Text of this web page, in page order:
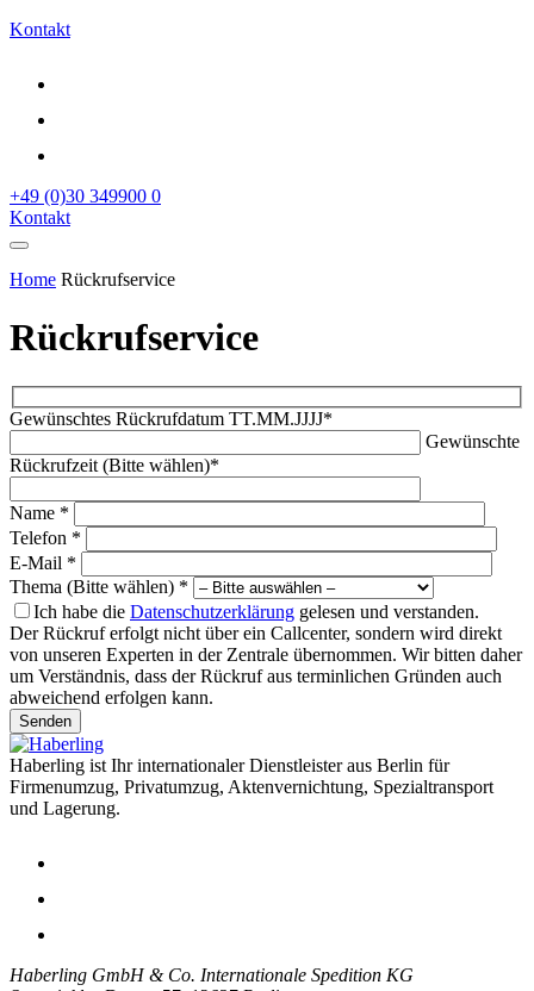
Kontakt
+49 (0)30 349900 0
Kontakt
Home Rückrufservice
Rückrufservice
Gewünschtes Rückrufdatum TT.MM.JJJJ*
Gewünschte
Rückrufzeit (Bitte wählen)*
Name *
Telefon *
E-Mail *
Thema (Bitte wählen) *
Ich habe die Datenschutzerklärung gelesen und verstanden.
Der Rückruf erfolgt nicht über ein Callcenter, sondern wird direkt
von unseren Experten in der Zentrale übernommen. Wir bitten daher
um Verständnis, dass der Rückruf aus terminlichen Gründen auch
abweichend erfolgen kann.
Senden
Haberling ist Ihr internationaler Dienstleister aus Berlin für
Firmenumzug, Privatumzug, Aktenvernichtung, Spezialtransport
und Lagerung.
Haberling GmbH & Co. Internationale Spedition KG